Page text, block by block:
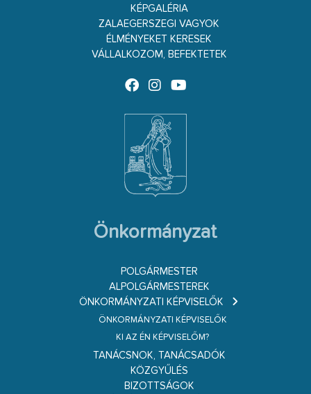
KÉPGALÉRIA
ZALAEGERSZEGI VAGYOK
ÉLMÉNYEKET KERESEK
VÁLLALKOZOM, BEFEKTETEK
Önkormányzat
POLGÁRMESTER
ALPOLGÁRMESTEREK
ÖNKORMÁNYZATI KÉPVISELŐK
ÖNKORMÁNYZATI KÉPVISELŐK
KI AZ ÉN KÉPVISELŐM?
TANÁCSNOK, TANÁCSADÓK
KÖZGYŰLÉS
BIZOTTSÁGOK